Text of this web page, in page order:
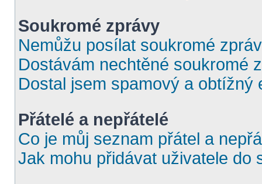
Soukromé zprávy
Nemůžu posílat soukromé
Dostávám nechtěné soukromé
Dostal jsem spamový a obtížný
Přátelé a nepřátelé
Co je můj seznam přátel a
Jak mohu přidávat uživatele do